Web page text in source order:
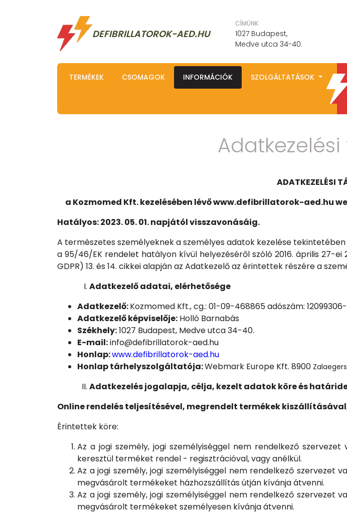
DEFIBRILLATOROK-AED.HU
CÍMÜNK
1027 Budapest,
Medve utca 34-40.
TERMÉKEK CSOMAGOK INFORMÁCIÓK SZOLGÁLTATÁSOK
ADATKEZELÉSI
a Kozmomed Kft. kezelésében lévő www.defibrillatorok-aed.hu
Hatályos: 2023. 05. 01. napjától visszavonásáig.
A természetes személyeknek a személyes adatok kezelése
a 95/46/EK rendelet hatályon kívül helyezéséről szóló 2016. április 27-
GDPR) 13. és 14. cikkei alapján az Adatkezelő az érintettek részére a
Adatkezelő adatai, elérhetősége
Adatkezelő:Kozmomed Kft., cg.: 01-09-468865 adószám:
Adatkezelő képviselője: Holló Barnabás
Székhely:1027 Budapest, Medve utca 34-40.
E-mail:info@defibrillatorok-aed.hu
Honlap:www.defibrillatorok-aed.hu
Honlap tárhelyszolgáltatója:Webmark Europe Kft. 8900
Adatkezelés jogalapja, célja, kezelt adatok köre és
Online rendelés teljesítésével, megrendelt termékek
Érintettek köre:
Az a jogi személy, jogi személyiséggel nem rendelkező
keresztül terméket rendel - regisztrációval, vagy anélkül.
Az a jogi személy, jogi személyiséggel nem rendelkező
megvásárolt termékeket házhozszállítás útján kívánja átvenni.
Az a jogi személy, jogi személyiséggel nem rendelkező
megvásárolt termékeket személyesen kívánja átvenni.